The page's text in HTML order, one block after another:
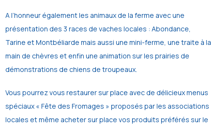
A l’honneur également les animaux de la ferme avec une
présentation des 3 races de vaches locales : Abondance,
Tarine et Montbéliarde mais aussi une mini-ferme, une traite à la
main de chèvres et enfin une animation sur les prairies de
démonstrations de chiens de troupeaux.
Vous pourrez vous restaurer sur place avec de délicieux menus
spéciaux « Fête des Fromages » proposés par les associations
locales et même acheter sur place vos produits préférés sur le